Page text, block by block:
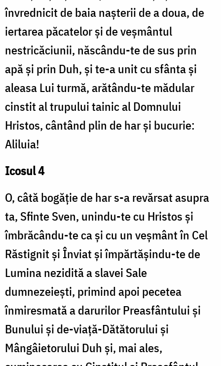
învrednicit de baia nașterii de a doua, de
iertarea păcatelor și de veșmântul
nestricăciunii, născându-te de sus prin
apă și prin Duh, și te-a unit cu sfânta și
aleasa Lui turmă, arătându-te mădular
cinstit al trupului tainic al Domnului
Hristos, cântând plin de har și bucurie:
Aliluia!
Icosul 4
O, câtă bogăție de har s-a revărsat asupra
ta, Sfinte Sven, unindu-te cu Hristos și
îmbrăcându-te ca și cu un veșmânt în Cel
Răstignit și Înviat și împărtășindu-te de
Lumina nezidită a slavei Sale
dumnezeiești, primind apoi pecetea
înmiresmată a darurilor Preasfântului și
Bunului și de-viață-Dătătorului și
Mângâietorului Duh și, mai ales,